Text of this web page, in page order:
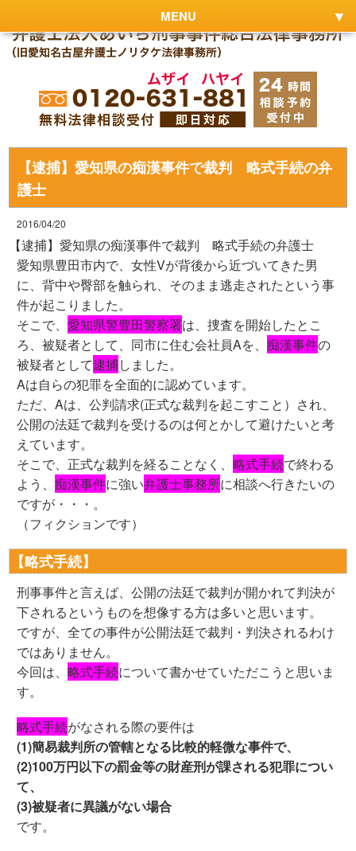
MENU
【逮捕】愛知県の痴漢事件で裁判 略式手続の弁
護士
2016/04/20
【逮捕】愛知県の痴漢事件で裁判 略式手続の弁護士
愛知県豊田市内で、女性Vが背後から近づいてきた男
に、背中や臀部を触られ、そのまま逃走されたという事
件が起こりました。
そこで、愛知県警豊田警察署は、捜査を開始したとこ
ろ、被疑者として、同市に住む会社員Aを、痴漢事件の
被疑者として逮捕しました。
Aは自らの犯罪を全面的に認めています。
ただ、Aは、公判請求(正式な裁判を起こすこと）され、
公開の法廷で裁判を受けるのは何とかして避けたいと考
えています。
そこで、正式な裁判を経ることなく、略式手続で終わる
よう、痴漢事件に強い弁護士事務所に相談へ行きたいの
ですが・・・。
（フィクションです）
【略式手続】
刑事事件と言えば、公開の法廷で裁判が開かれて判決が
下されるというものを想像する方は多いと思います。
ですが、全ての事件が公開法廷で裁判・判決されるわけ
ではありません。
今回は、略式手続について書かせていただこうと思いま
す。
略式手続がなされる際の要件は
(1)簡易裁判所の管轄となる比較的軽微な事件で、
(2)100万円以下の罰金等の財産刑が課される犯罪につい
て、
(3)被疑者に異議がない場合
です。